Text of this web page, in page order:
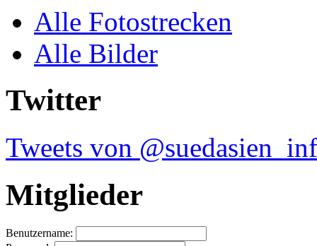
Alle Fotostrecken
Alle Bilder
Twitter
Tweets von
Mitglieder
Benutzername: